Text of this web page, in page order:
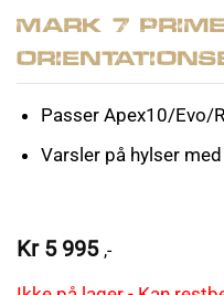
Mark 7
Passer Apex10/Evo/
Varsler på hylser
Kr 5 995 ,-